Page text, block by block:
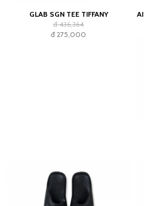
GLAB SGN TEE TIFFANY
đ 436,364
đ 275,000